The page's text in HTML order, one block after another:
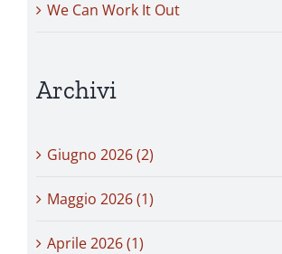
We Can Work It Out
Archivi
Giugno 2026 (2)
Maggio 2026 (1)
Aprile 2026 (1)